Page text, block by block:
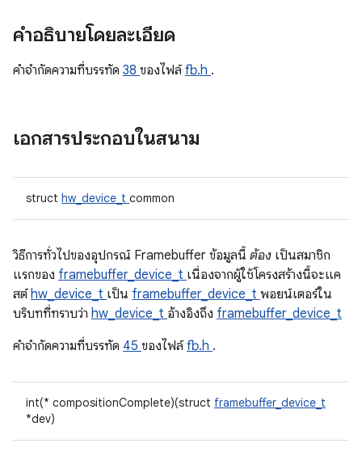
คำอธิบายโดยละเอียด
คําจํากัดความที่บรรทัด 38 ของไฟล์fb.h .
เอกสารประกอบในสนาม
struct hw_device_t common
วิธีการทั่วไปของอุปกรณ์ Framebuffer ข้อมูลนี้ ต้อง เป็นสมาชิก
แรกของ framebuffer_device_t เนื่องจากผู้ใช้โครงสร้างนี้จะแค
สต์hw_device_t เป็น framebuffer_device_t พอยน์เตอร์ใน
บริบทที่ทราบว่า hw_device_t อ้างอิงถึง framebuffer_device_t
คําจํากัดความที่บรรทัด 45 ของไฟล์fb.h .
int(* compositionComplete)(struct framebuffer_device_t
*dev)